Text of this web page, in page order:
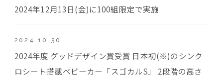
2024年12月13日(金)に100組限定で実施
2024.10.30
2024年度 グッドデザイン賞受賞 日本初(※)のシンク
ロシート搭載ベビーカー「スゴカルS」 2段階の高さ